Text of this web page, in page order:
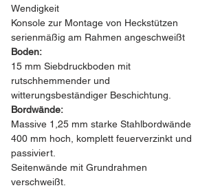
Wendigkeit
Konsole zur Montage von Heckstützen
serienmäßig am Rahmen angeschweißt
Boden:
15 mm Siebdruckboden mit
rutschhemmender und
witterungsbeständiger Beschichtung.
Bordwände:
Massive 1,25 mm starke Stahlbordwände
400 mm hoch, komplett feuerverzinkt und
passiviert.
Seitenwände mit Grundrahmen
verschweißt.